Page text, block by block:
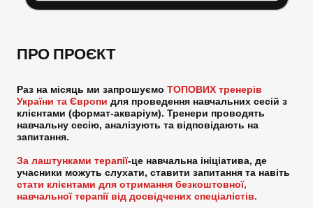
ПРО ПРОЄКТ
Раз на місяць ми запрошуємо ТОПОВИХ тренерів
України та Європи для проведення навчальних сесій з
клієнтами (формат-акваріум). Тренери проводять
навчальну сесію, аналізують та відповідають на
запитання.
За лаштунками терапії-це навчальна ініціатива, де
учасники можуть слухати, ставити запитання та навіть
стати клієнтами для отримання безкоштовної,
навчальної терапії від досвідчених спеціалістів.